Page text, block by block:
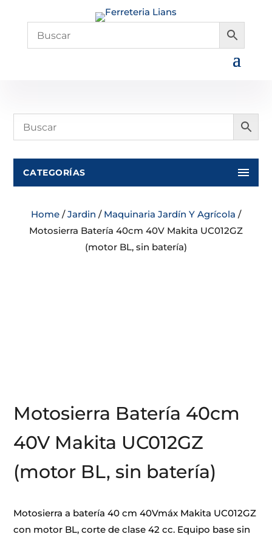
CATEGORÍAS
Home /Jardin / Maquinaria Jardín Y Agrícola /
Motosierra Batería 40cm 40V Makita UC012GZ
(motor BL, sin batería)
Motosierra Batería 40cm
40V Makita UC012GZ
(motor BL, sin batería)
Motosierra a batería 40 cm 40Vmáx Makita UC012GZ
con motor BL, corte de clase 42 cc. Equipo base sin